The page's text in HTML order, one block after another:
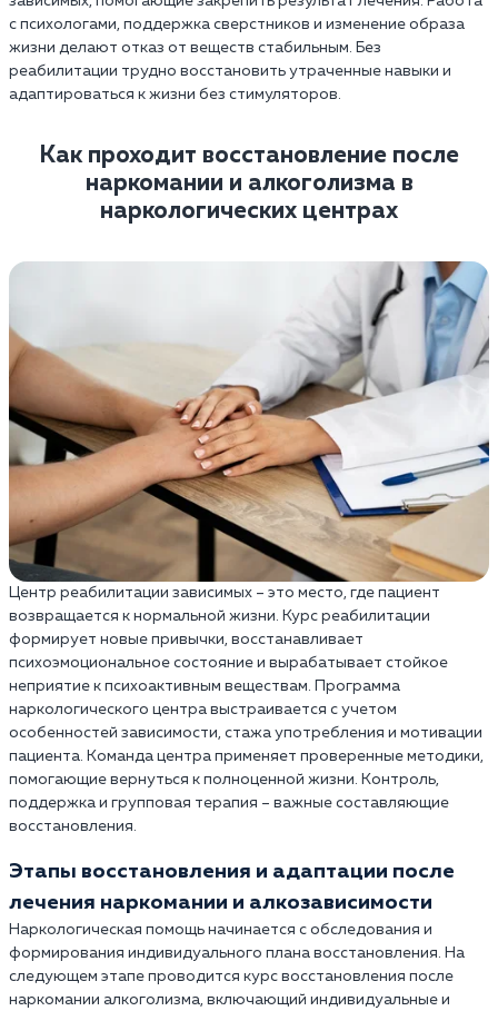
с психологами, поддержка сверстников и изменение образа
жизни делают отказ от веществ стабильным. Без
реабилитации трудно восстановить утраченные навыки и
адаптироваться к жизни без стимуляторов.
Как проходит восстановление после
наркомании и алкоголизма в
наркологических центрах
Центр реабилитации зависимых – это место, где пациент
возвращается к нормальной жизни. Курс реабилитации
формирует новые привычки, восстанавливает
психоэмоциональное состояние и вырабатывает стойкое
неприятие к психоактивным веществам. Программа
наркологического центра выстраивается с учетом
особенностей зависимости, стажа употребления и мотивации
пациента. Команда центра применяет проверенные методики,
помогающие вернуться к полноценной жизни. Контроль,
поддержка и групповая терапия – важные составляющие
восстановления.
Этапы восстановления и адаптации после
лечения наркомании и алкозависимости
Наркологическая помощь начинается с обследования и
формирования индивидуального плана восстановления. На
следующем этапе проводится курс восстановления после
наркомании алкоголизма, включающий индивидуальные и